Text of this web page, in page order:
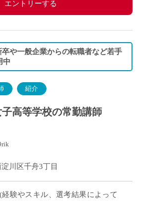
エントリーする
や一般企業からの転職者など若手
中
紹介
高等学校の常勤講師
川区千舟3丁目
験やスキル、選考結果によって